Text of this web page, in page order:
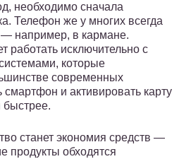
необходимо сначала
Телефон же у многих всегда
— например, в кармане.
работать исключительно с
которые
современных
и активировать карту
быстрее.
станет экономия средств —
продукты обходятся